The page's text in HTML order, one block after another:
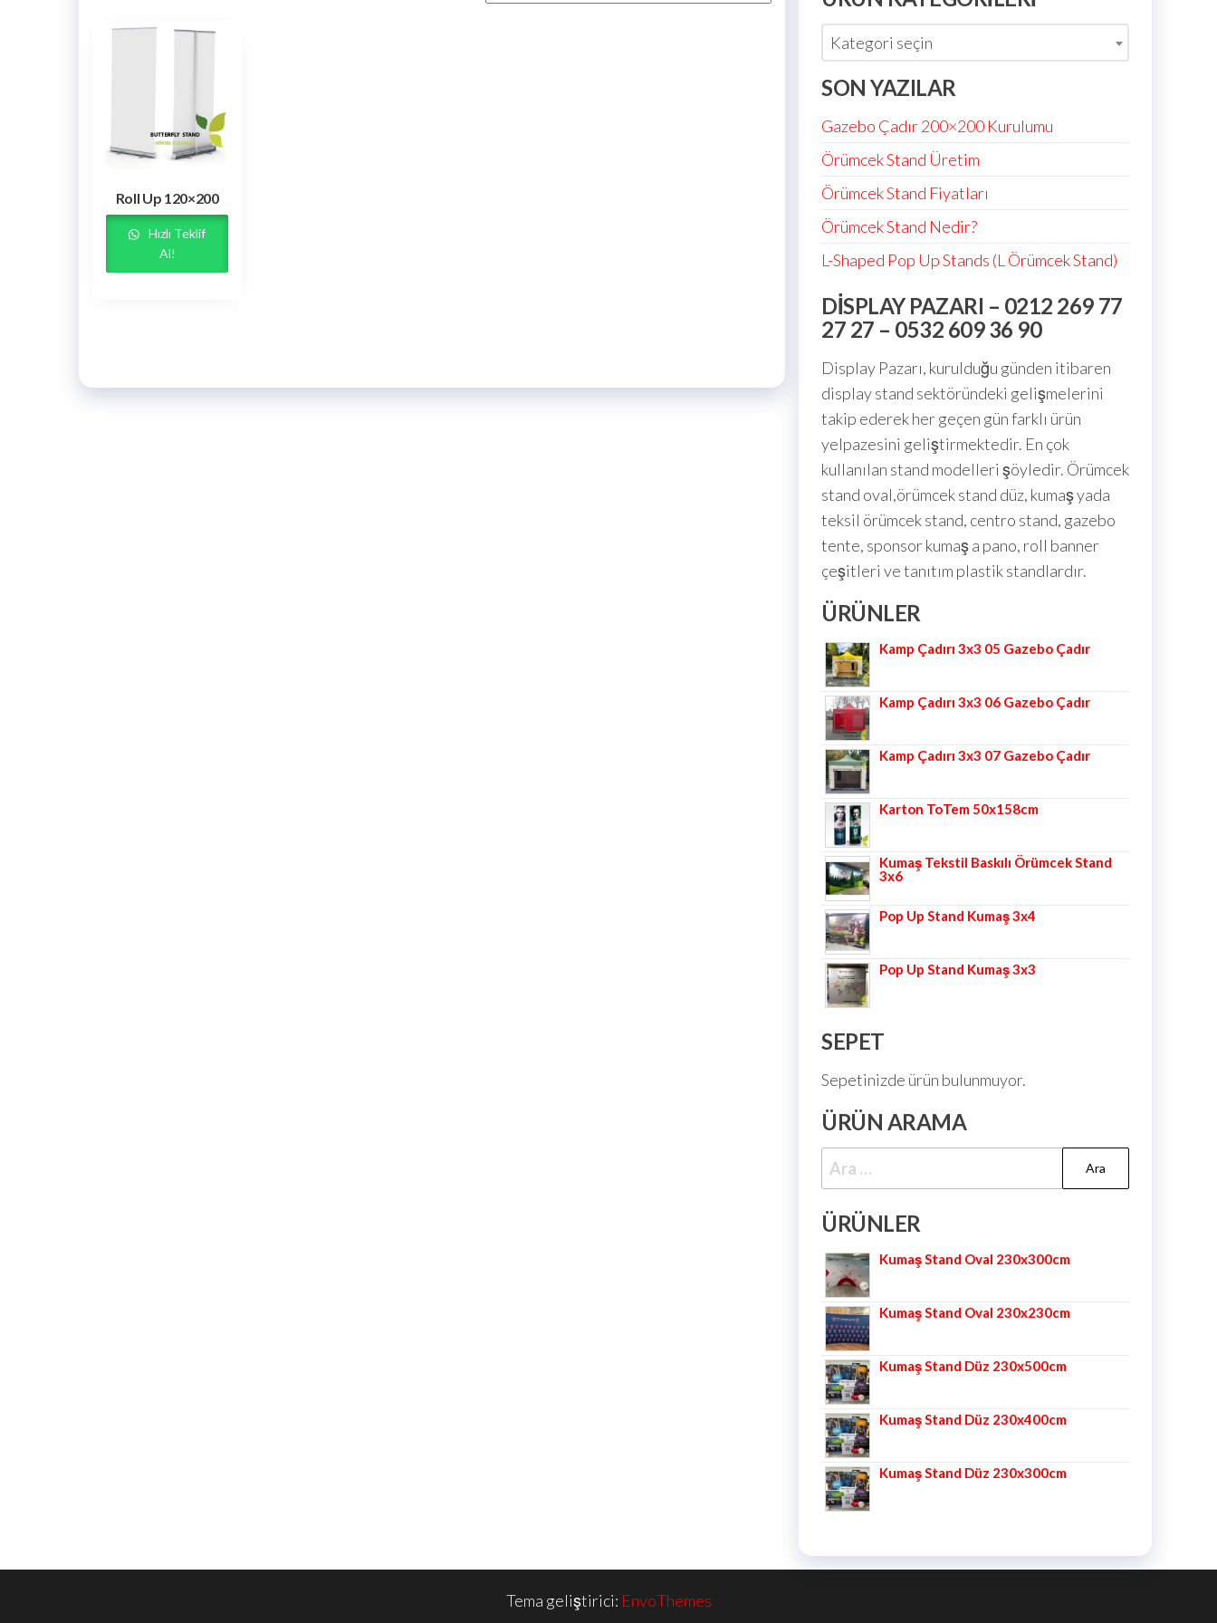
Roll Up 120×200
Hızlı Teklif
Al!
Kategori seçin
SON YAZILAR
Gazebo Çadır 200×200 Kurulumu
Örümcek Stand Üretim
Örümcek Stand Fiyatları
Örümcek Stand Nedir?
L-Shaped Pop Up Stands (L Örümcek Stand)
DISPLAY PAZARI – 0212 269 77
27 27 – 0532 609 36 90
Display Pazarı, kurulduğu günden itibaren
display stand sektöründeki gelişmelerini
takip ederek her geçen gün farklı ürün
yelpazesini geliştirmektedir. En çok
kullanılan stand modelleri şöyledir. Örümcek
stand oval,örümcek stand düz, kumaş yada
teksil örümcek stand, centro stand, gazebo
tente, sponsor kumaş a pano, roll banner
çeşitleri ve tanıtım plastik standlardır.
ÜRÜNLER
Kamp Çadırı 3x3 05 Gazebo Çadır
Kamp Çadırı 3x3 06 Gazebo Çadır
Kamp Çadırı 3x3 07 Gazebo Çadır
Karton ToTem 50x158cm
Kumaş Tekstil Baskılı Örümcek Stand
3x6
Pop Up Stand Kumaş 3x4
Pop Up Stand Kumaş 3x3
SEPET
Sepetinizde ürün bulunmuyor.
ÜRÜN ARAMA
ÜRÜNLER
Kumaş Stand Oval 230x300cm
Kumaş Stand Oval 230x230cm
Kumaş Stand Düz 230x500cm
Kumaş Stand Düz 230x400cm
Kumaş Stand Düz 230x300cm
Tema geliştirici: EnvoThemes